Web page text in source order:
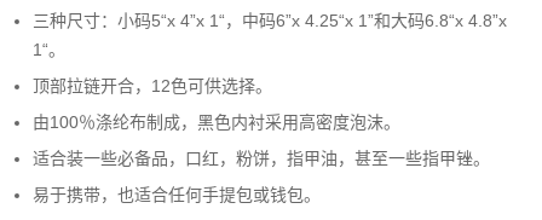
三种尺寸：小码5“x 4”x 1“，中码6”x 4.25“x 1”和大码6.8“x 4.8”x
1“。
顶部拉链开合，12色可供选择。
由100％涤纶布制成，黑色内衬采用高密度泡沫。
适合装一些必备品，口红，粉饼，指甲油，甚至一些指甲锉。
易于携带，也适合任何手提包或钱包。